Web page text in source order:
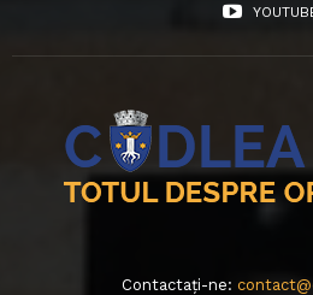
Contactați-ne: